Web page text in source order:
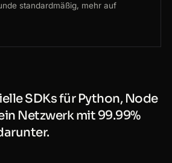
standardmäßig, mehr auf
SDKs für Python, Node
Netzwerk mit 99.99%